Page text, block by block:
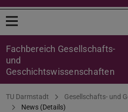
Menü öffnen
Fachbereich Gesellschafts-
und
Geschichtswissenschaften
Sie befinden sich hier:
TU Darmstadt
Gesellschafts- und
News (Details)